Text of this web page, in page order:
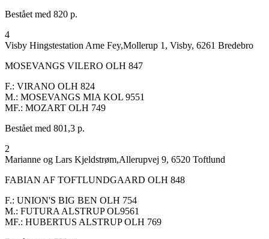
Bestået med 820 p.
4
Visby Hingstestation Arne Fey,Mollerup 1, Visby, 6261 Bredebro
MOSEVANGS VILERO OLH 847
F.: VIRANO OLH 824
M.: MOSEVANGS MIA KOL 9551
MF.: MOZART OLH 749
Bestået med 801,3 p.
2
Marianne og Lars Kjeldstrøm,Allerupvej 9, 6520 Toftlund
FABIAN AF TOFTLUNDGAARD OLH 848
F.: UNION'S BIG BEN OLH 754
M.: FUTURA ALSTRUP OL9561
MF.: HUBERTUS ALSTRUP OLH 769